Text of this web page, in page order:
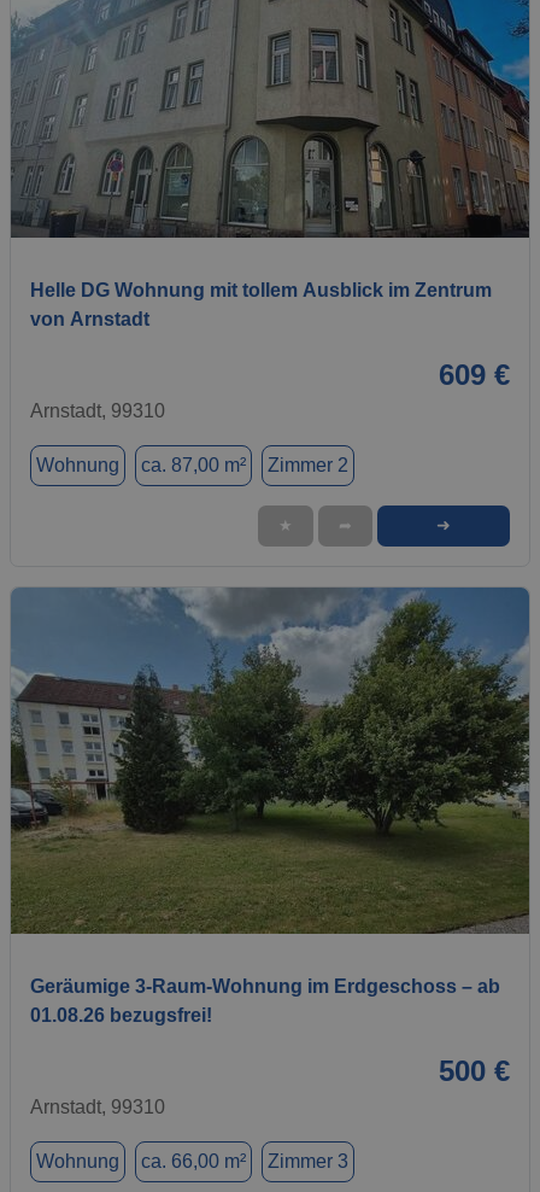
1 / 11
Helle DG Wohnung mit tollem Ausblick im Zentrum
von Arnstadt
609 €
Arnstadt, 99310
Wohnung ca. 87,00 m² Zimmer 2
★ ➦ ➜
1 / 7
Geräumige 3-Raum-Wohnung im Erdgeschoss – ab
01.08.26 bezugsfrei!
500 €
Arnstadt, 99310
Wohnung ca. 66,00 m² Zimmer 3